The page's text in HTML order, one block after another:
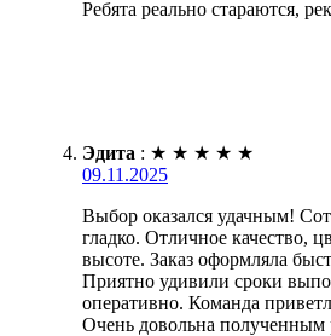
Ребята реально стараются,
Эдита : ★ ★ ★ ★ ★
09.11.2025
Выбор оказался удачным!
гладко. Отличное качество,
высоте. Заказ оформляла
Приятно удивили сроки
оперативно. Команда
Очень довольна полученным